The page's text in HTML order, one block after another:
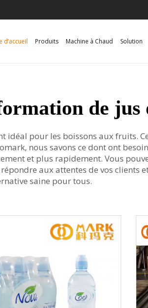
d’accueil Produits Machine à Chaud Solution
de
pour les boissons aux fruits.
nous savons ce dont ont
et plus rapidement. Vous
aux attentes de vos clients
saine pour tous.